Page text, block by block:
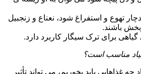
تهوع و استفراغ شود، نعناع و زنجبیل
باشند.
برای ترک سیگار کاربرد دارد.
مناسب است؟
غذاهایی باید بخوریم، می تواند تأثیر